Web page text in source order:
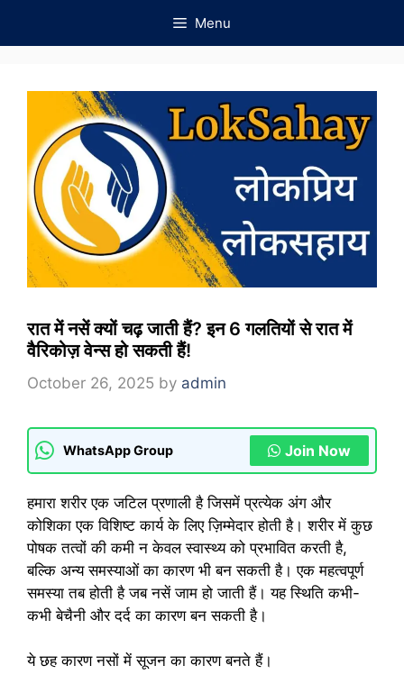
Menu
रात में नसें क्यों चढ़ जाती हैं? इन 6 गलतियों से रात में
वैरिकोज़ वेन्स हो सकती हैं!
October 26, 2025 by admin
WhatsApp Group Join Now
हमारा शरीर एक जटिल प्रणाली है जिसमें प्रत्येक अंग और
कोशिका एक विशिष्ट कार्य के लिए ज़िम्मेदार होती है। शरीर में कुछ
पोषक तत्वों की कमी न केवल स्वास्थ्य को प्रभावित करती है,
बल्कि अन्य समस्याओं का कारण भी बन सकती है। एक महत्वपूर्ण
समस्या तब होती है जब नसें जाम हो जाती हैं। यह स्थिति कभी-
कभी बेचैनी और दर्द का कारण बन सकती है।
ये छह कारण नसों में सूजन का कारण बनते हैं।